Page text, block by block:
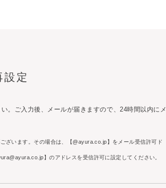
定
。ご入力後、メールが届きますので、24時間以内にメ
ざいます。その場合は、【@ayura.co.jp】をメール受信許可ド
】のアドレスを受信許可に設定してください。